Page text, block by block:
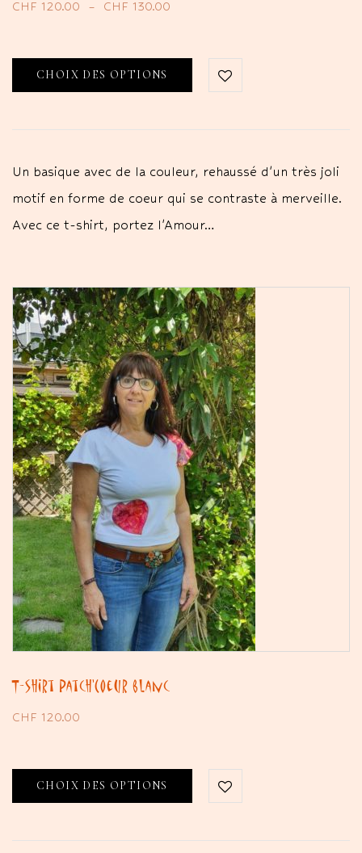
CHF 120.00 – CHF 130.00
CHOIX DES OPTIONS
Un basique avec de la couleur, rehaussé d'un très joli
motif en forme de coeur qui se contraste à merveille.
Avec ce t-shirt, portez l'Amour…
T-shirt Patch’Coeur blanc
CHF 120.00
CHOIX DES OPTIONS